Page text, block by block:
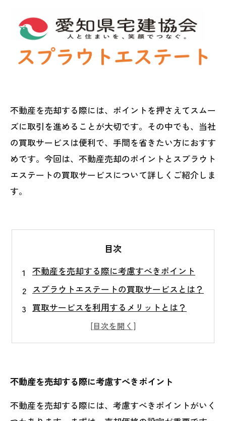
不動産を売却する際には、ポイントを押さえてスムー
ズに取引を進めることが大切です。その中でも、当社
の買取サービスは便利で、手間を省きたい方におすす
めです。今回は、不動産売却のポイントとスプラウト
エステートの買取サービスについて詳しくご紹介しま
す。
目次
不動産を売却する際に考慮すべきポイント
スプラウトエステートの買取サービスとは？
買取サービスを利用するメリットとは？
買取サービスの流れを知ろう
買取価格を決定する要素とは？
不動産を売却する際に考慮すべきポイント
不動産を売却する際には、考慮すべきポイントがいく